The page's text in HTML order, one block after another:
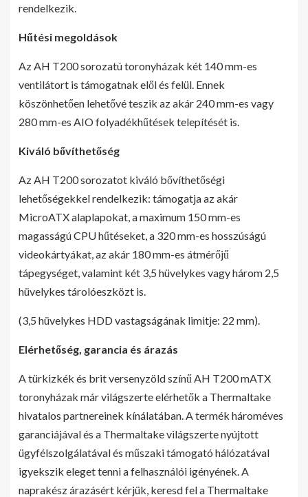
rendelkezik.
Hűtési megoldások
Az AH T200 sorozatú toronyházak két 140 mm-es
ventilátort is támogatnak elől és felül. Ennek
köszönhetően lehetővé teszik az akár 240 mm-es vagy
280 mm-es AIO folyadékhűtések telepítését is.
Kiváló bővíthetőség
Az AH T200 sorozatot kiváló bővíthetőségi
lehetőségekkel rendelkezik: támogatja az akár
MicroATX alaplapokat, a maximum 150 mm-es
magasságú CPU hűtéseket, a 320 mm-es hosszúságú
videokártyákat, az akár 180 mm-es átmérőjű
tápegységet, valamint két 3,5 hüvelykes vagy három 2,5
hüvelykes tárolóeszközt is.
(3,5 hüvelykes HDD vastagságának limitje: 22 mm).
Elérhetőség, garancia és árazás
A türkizkék és brit versenyzöld színű AH T200 mATX
toronyházak már világszerte elérhetők a Thermaltake
hivatalos partnereinek kínálatában. A termék hároméves
garanciájával és a Thermaltake világszerte nyújtott
ügyfélszolgálatával és műszaki támogató hálózatával
igyekszik eleget tenni a felhasználói igényének. A
naprakész árazásért kérjük, keresd fel a Thermaltake